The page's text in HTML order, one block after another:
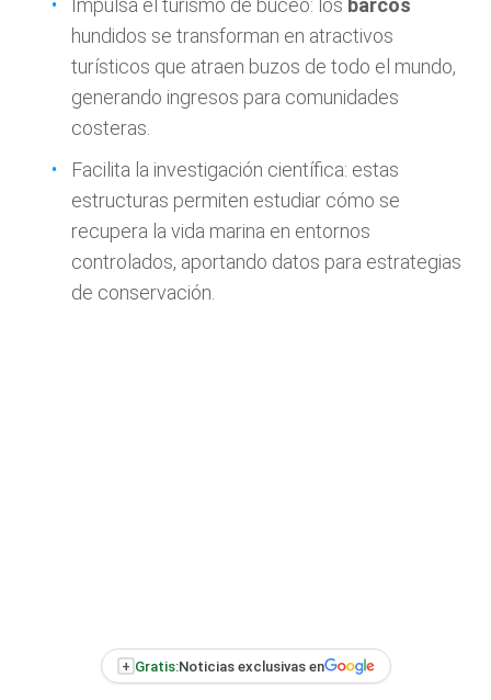
Impulsa el turismo de buceo: los barcos
hundidos se transforman en atractivos
turísticos que atraen buzos de todo el mundo,
generando ingresos para comunidades
costeras.
Facilita la investigación científica: estas
estructuras permiten estudiar cómo se
recupera la vida marina en entornos
controlados, aportando datos para estrategias
de conservación.
+ Gratis:Noticias exclusivas en